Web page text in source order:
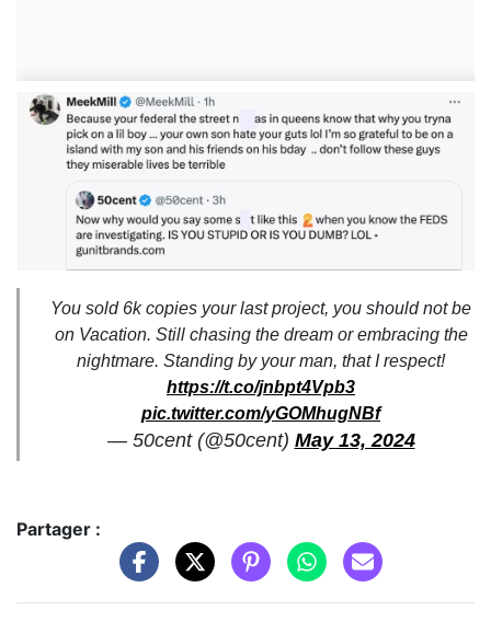
You sold 6k copies your last project, you should not be
on Vacation. Still chasing the dream or embracing the
nightmare. Standing by your man, that I respect!
https://t.co/jnbpt4Vpb3
pic.twitter.com/yGOMhugNBf
— 50cent (@50cent) May 13, 2024
Partager :